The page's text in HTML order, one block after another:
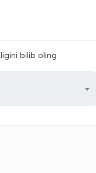
bilib oling